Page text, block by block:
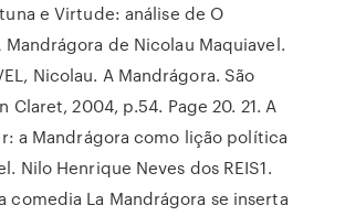
e Virtude: análise de O
Mandrágora de Nicolau Maquiavel.
Nicolau. A Mandrágora. São
Claret, 2004, p.54. Page 20. 21. A
a Mandrágora como lição política
Nilo Henrique Neves dos REIS1.
comedia La Mandrágora se inserta